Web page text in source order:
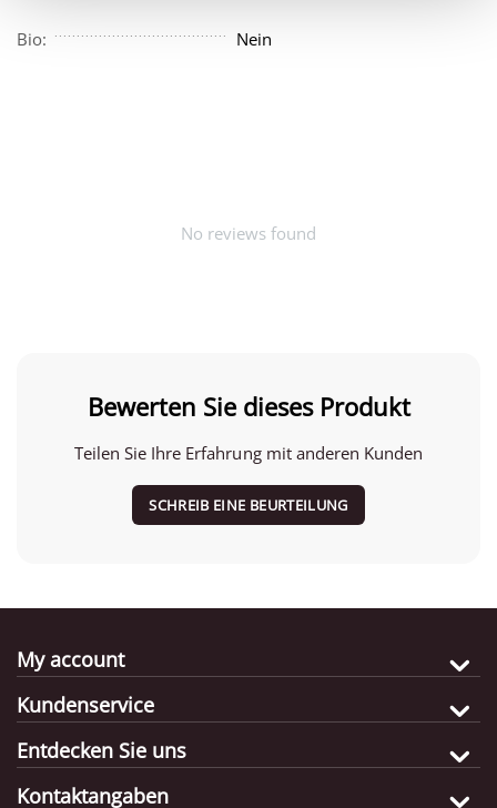
Bio: Nein
No reviews found
Bewerten Sie dieses Produkt
Teilen Sie Ihre Erfahrung mit anderen Kunden
SCHREIB EINE BEURTEILUNG
My account
Kundenservice
Entdecken Sie uns
Kontaktangaben